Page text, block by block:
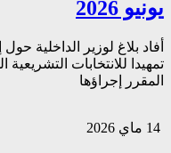
يونيو 2026
أفاد بلاغ لوزير الداخلية حول
تمهيدا للانتخابات
المقرر إجراؤها